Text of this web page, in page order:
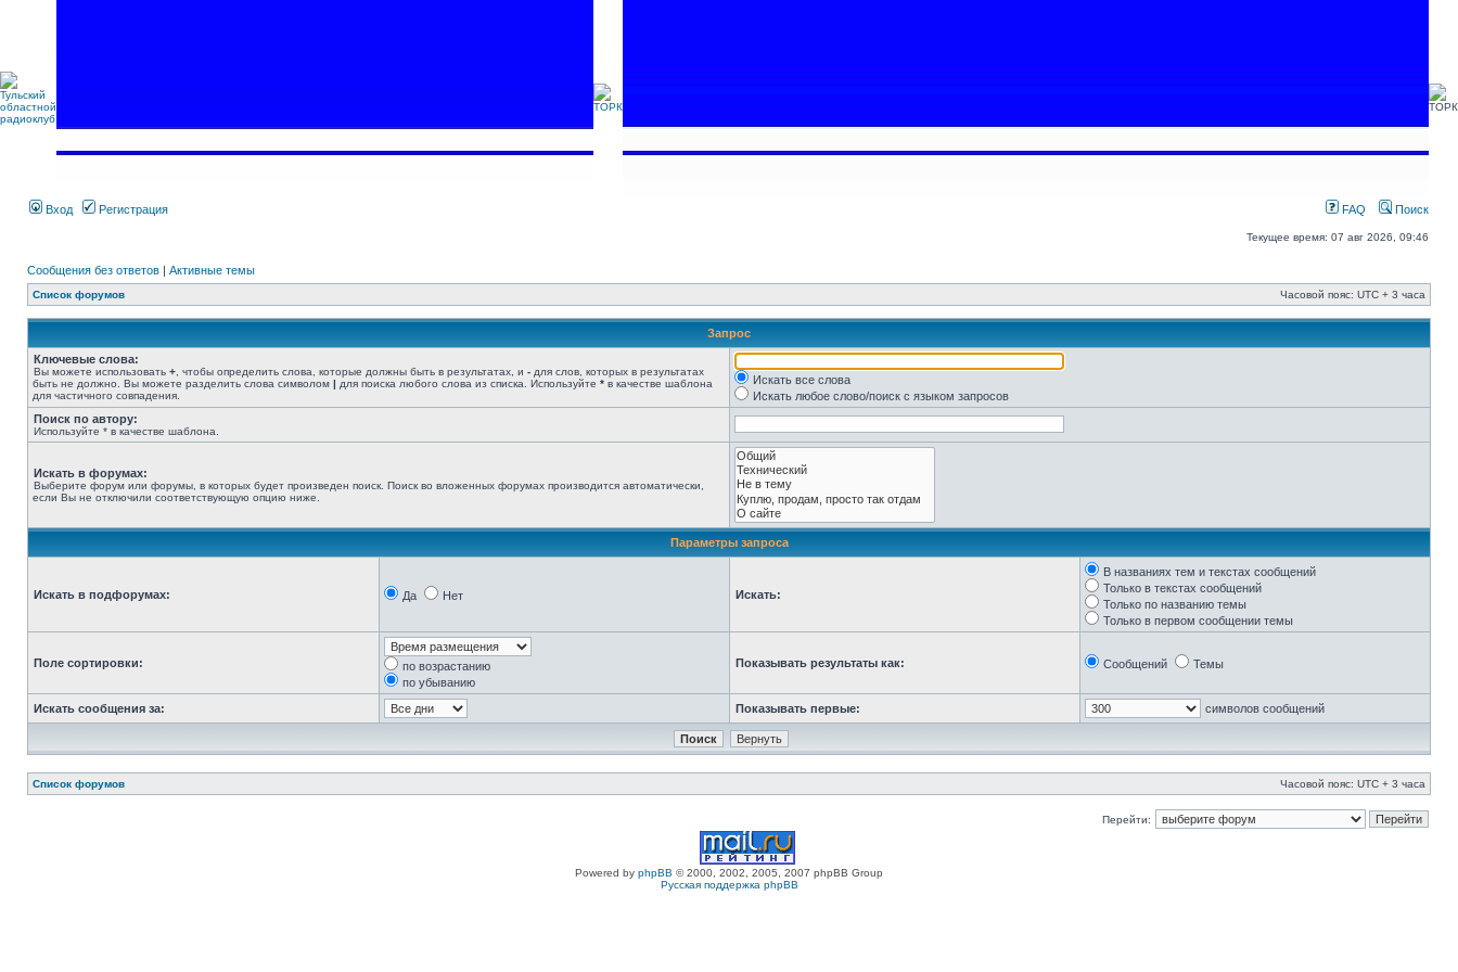
Вход Регистрация FAQ Поиск
Текущее время: 07 авг 2026, 09:46
Сообщения без ответов | Активные темы
Список форумов Часовой пояс: UTC + 3 часа
Запрос
Ключевые слова:
Вы можете использовать + , чтобы определить слова, которые должны быть в результатах, и - для слов, которых в результатах
быть не должно. Вы можете разделить слова символом | для поиска любого слова из списка. Используйте * в качестве шаблона
для частичного совпадения.
Искать все слова
Искать любое слово/поиск с языком запросов
Поиск по автору:
Используйте * в качестве шаблона.
Искать в форумах:
Выберите форум или форумы, в которых будет произведен поиск. Поиск во вложенных форумах производится автоматически,
если Вы не отключили соответствующую опцию ниже.
Параметры запроса
Искать в подфорумах: Да Нет Искать:
В названиях тем и текстах сообщений
Только в текстах сообщений
Только по названию темы
Только в первом сообщении темы
Поле сортировки:
по возрастанию
по убыванию
Показывать результаты как: Сообщений Темы
Искать сообщения за: Показывать первые: символов сообщений
Список форумов Часовой пояс: UTC + 3 часа
Перейти:
Powered by phpBB © 2000, 2002, 2005, 2007 phpBB Group
Русская поддержка phpBB